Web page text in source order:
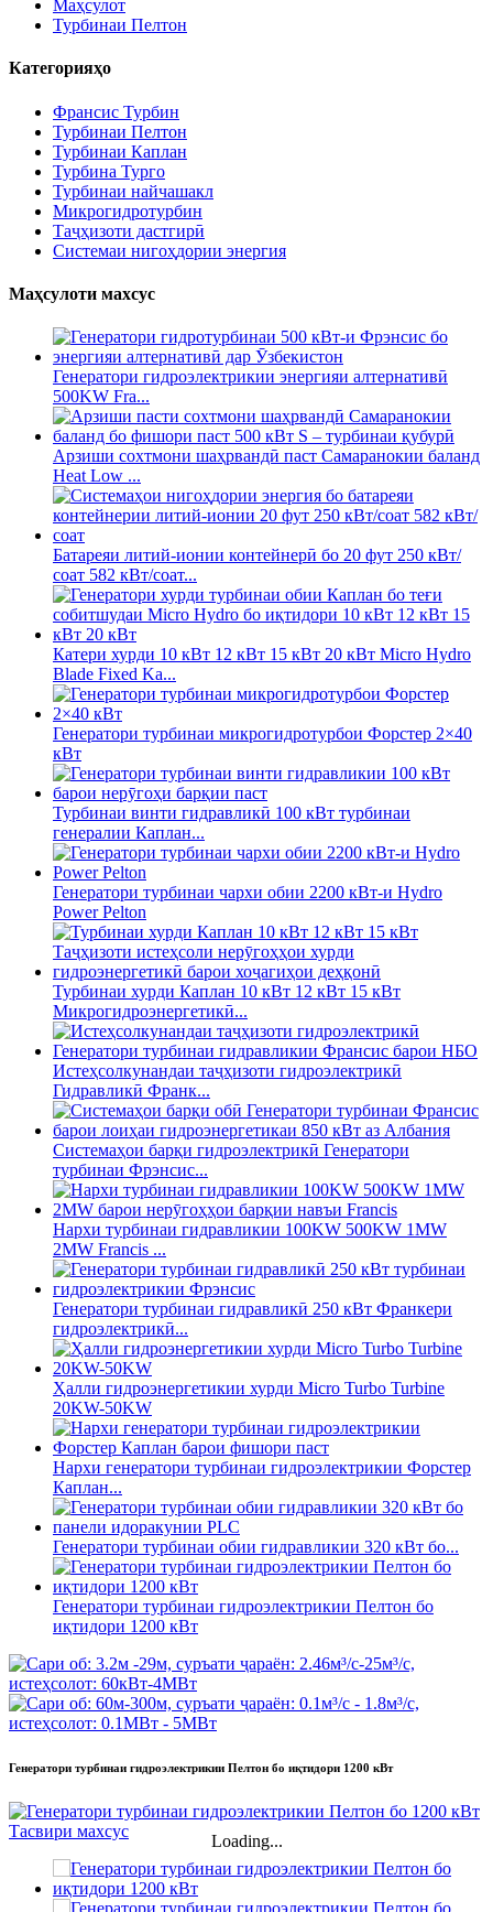
Маҳсулот
Турбинаи Пелтон
Категорияҳо
Франсис Турбин
Турбинаи Пелтон
Турбинаи Каплан
Турбина Турго
Турбинаи найчашакл
Микрогидротурбин
Таҷҳизоти дастгирӣ
Системаи нигоҳдории энергия
Маҳсулоти махсус
Генератори гидроэлектрикии энергияи алтернативӣ
500KW Fra...
Арзиши сохтмони шаҳрвандӣ паст Самаранокии баланд
Heat Low ...
Батареяи литий-ионии контейнерӣ бо 20 фут 250 кВт/
соат 582 кВт/соат...
Катери хурди 10 кВт 12 кВт 15 кВт 20 кВт Micro Hydro
Blade Fixed Ka...
Генератори турбинаи микрогидротурбои Форстер 2×40
кВт
Турбинаи винти гидравликӣ 100 кВт турбинаи
генералии Каплан...
Генератори турбинаи чархи обии 2200 кВт-и Hydro
Power Pelton
Турбинаи хурди Каплан 10 кВт 12 кВт 15 кВт
Микрогидроэнергетикӣ...
Истеҳсолкунандаи таҷҳизоти гидроэлектрикӣ
Гидравликӣ Франк...
Системаҳои барқи гидроэлектрикӣ Генератори
турбинаи Фрэнсис...
Нархи турбинаи гидравликии 100KW 500KW 1MW
2MW Francis ...
Генератори турбинаи гидравликӣ 250 кВт Франкери
гидроэлектрикӣ...
Ҳалли гидроэнергетикии хурди Micro Turbo Turbine
20KW-50KW
Нархи генератори турбинаи гидроэлектрикии Форстер
Каплан...
Генератори турбинаи обии гидравликии 320 кВт бо...
Генератори турбинаи гидроэлектрикии Пелтон бо
иқтидори 1200 кВт
Генератори турбинаи гидроэлектрикии Пелтон бо иқтидори 1200 кВт
Loading...